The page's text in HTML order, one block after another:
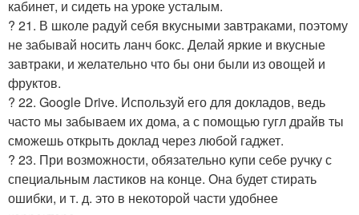
кабинет, и сидеть на уроке усталым.
? 21. В школе радуй себя вкусными завтраками, поэтому
не забывай носить ланч бокс. Делай яркие и вкусные
завтраки, и желательно что бы они были из овощей и
фруктов.
? 22. Google Drive. Используй его для докладов, ведь
часто мы забываем их дома, а с помощью гугл драйв ты
сможешь открыть доклад через любой гаджет.
? 23. При возможности, обязательно купи себе ручку с
специальным ластиков на конце. Она будет стирать
ошибки, и т. д. это в некоторой части удобнее